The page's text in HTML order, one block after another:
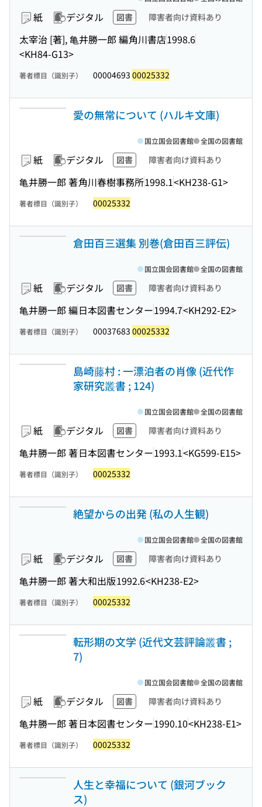
紙 デジタル 図書 障害者向け資料あり
太宰治 [著], 亀井勝一郎 編角川書店1998.6
<KH84-G13>
著者標目（識別子） 00004693 00025332
愛の無常について (ハルキ文庫)
紙 デジタル 図書 障害者向け資料あり
亀井勝一郎 著角川春樹事務所1998.1<KH238-G1>
国立国会図書館 全国の図書館
著者標目（識別子） 00025332
倉田百三選集 別巻(倉田百三評伝)
紙 デジタル 図書 障害者向け資料あり
亀井勝一郎 編日本図書センター1994.7<KH292-E2>
国立国会図書館 全国の図書館
著者標目（識別子） 00037683 00025332
島崎藤村 : 一漂泊者の肖像 (近代作
家研究叢書 ; 124)
紙 デジタル 図書 障害者向け資料あり
亀井勝一郎 著日本図書センター1993.1<KG599-E15>
国立国会図書館 全国の図書館
著者標目（識別子） 00025332
絶望からの出発 (私の人生観)
紙 デジタル 図書 障害者向け資料あり
亀井勝一郎 著大和出版1992.6<KH238-E2>
国立国会図書館 全国の図書館
著者標目（識別子） 00025332
転形期の文学 (近代文芸評論叢書 ;
7)
紙 デジタル 図書 障害者向け資料あり
亀井勝一郎 著日本図書センター1990.10<KH238-E1>
国立国会図書館 全国の図書館
著者標目（識別子） 00025332
人生と幸福について (銀河ブック
ス)